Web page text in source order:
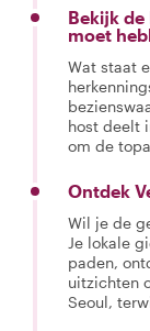
Bekijk
moet
Wat staat
host deelt
om de
Ontdek
Wil je de
Je lokale
paden,
uitzichten
Seoul,